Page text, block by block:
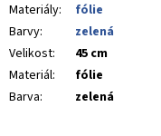
Materiály:
fólie
Barvy:
zelená
Velikost:
45 cm
Materiál:
fólie
Barva: zelená